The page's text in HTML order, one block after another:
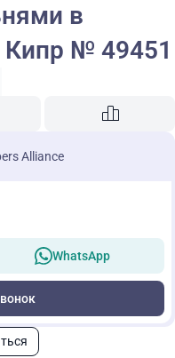
в
№ 49451
Alliance
WhatsApp